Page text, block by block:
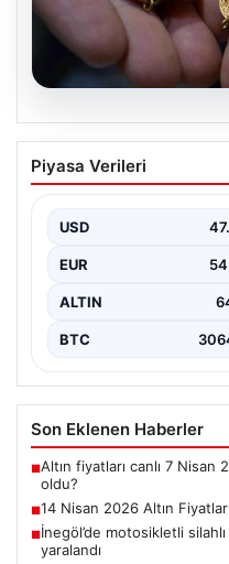
05.08.2026
14 Nisan 2026
Durum Ve Analizler
çeken altın piyasası,
Piyasa Verileri
USD
EUR
ALTIN
BTC
Son Eklenen Haberler
■Altın fiyatları canlı 7
oldu?
■14 Nisan 2026 Altın
■İnegöl’de motosikletli silahlı
yaralandı